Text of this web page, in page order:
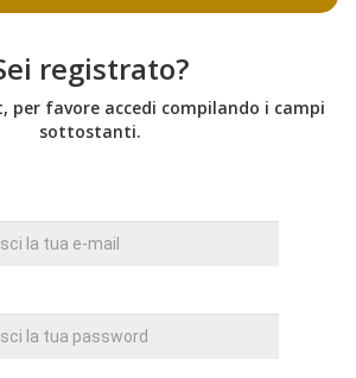
registrato?
per favore accedi compilando i campi
sottostanti.